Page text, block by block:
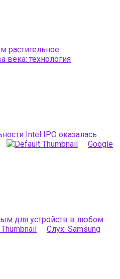
растительное
века: технология
Intel IPO оказалась
Google
для устройств в любом
Слух: Samsung